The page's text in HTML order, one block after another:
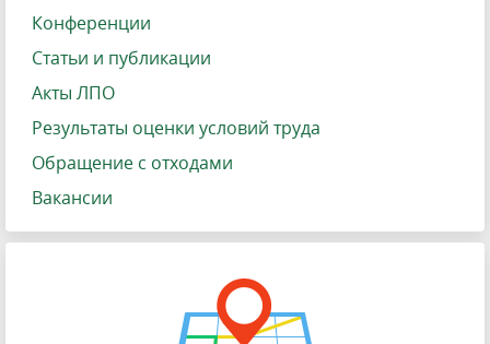
Конференции
Статьи и публикации
Акты ЛПО
Результаты оценки условий труда
Обращение с отходами
Вакансии